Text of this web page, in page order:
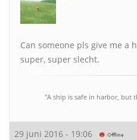
Can someone pls give me a
super, super slecht.
"A ship is safe in harbor, but
29 juni 2016 - 19:06